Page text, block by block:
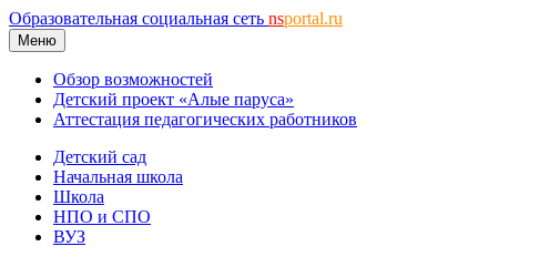
Образовательная социальная сеть nsportal.ru
Меню
Обзор возможностей
Детский проект «Алые паруса»
Аттестация педагогических работников
Детский сад
Начальная школа
Школа
НПО и СПО
ВУЗ